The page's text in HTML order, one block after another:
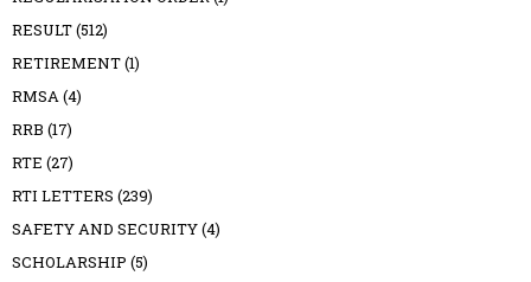
RESULT(512)
RETIREMENT(1)
RMSA(4)
RRB (17)
RTE (27)
RTI LETTERS (239)
SAFETY AND SECURITY(4)
SCHOLARSHIP (5)